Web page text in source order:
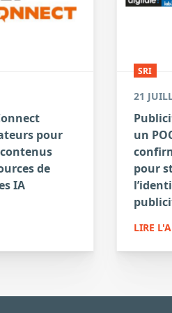
pour
de
IA
SRI
21
un
pour
LIRE